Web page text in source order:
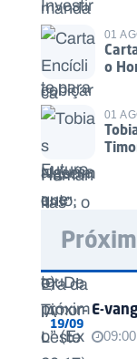
01
o
01
19/09
E-